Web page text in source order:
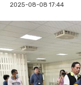
2025-08-08 17:44